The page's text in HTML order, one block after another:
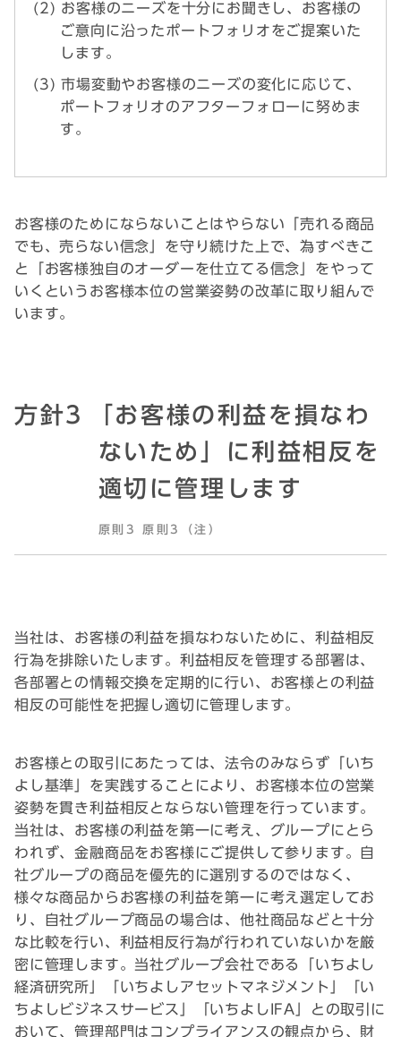
お客様のニーズを十分にお聞きし、お客様の
ご意向に沿ったポートフォリオをご提案いた
します。
市場変動やお客様のニーズの変化に応じて、
ポートフォリオのアフターフォローに努めま
す。
お客様のためにならないことはやらない「売れる商品
でも、売らない信念」を守り続けた上で、為すべきこ
と「お客様独自のオーダーを仕立てる信念」をやって
いくというお客様本位の営業姿勢の改革に取り組んで
います。
方針3
｢お客様の利益を損なわ
ないため」に利益相反を
適切に管理します
原則3 原則3（注）
当社は、お客様の利益を損なわないために、利益相反
行為を排除いたします。利益相反を管理する部署は、
各部署との情報交換を定期的に行い、お客様との利益
相反の可能性を把握し適切に管理します。
お客様との取引にあたっては、法令のみならず「いち
よし基準」を実践することにより、お客様本位の営業
姿勢を貫き利益相反とならない管理を行っています。
当社は、お客様の利益を第一に考え、グループにとら
われず、金融商品をお客様にご提供して参ります。自
社グループの商品を優先的に選別するのではなく、
様々な商品からお客様の利益を第一に考え選定してお
り、自社グループ商品の場合は、他社商品などと十分
な比較を行い、利益相反行為が行われていないかを厳
密に管理します。当社グループ会社である「いちよし
経済研究所」「いちよしアセットマネジメント」「い
ちよしビジネスサービス」「いちよしIFA」との取引に
おいて、管理部門はコンプライアンスの観点から、財